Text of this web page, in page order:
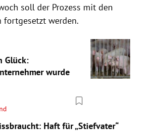
soll der Prozess mit den
fortgesetzt werden.
Glück:
wurde
Haft für „Stiefvater“